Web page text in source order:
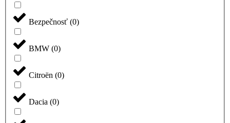
Bezpečnosť (0)
BMW (0)
Citroën (0)
Dacia (0)